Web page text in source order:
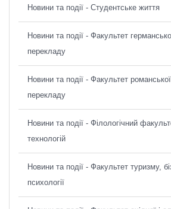
Новини та події - Студентське життя
Новини та події - Факультет
перекладу
Новини та події - Факультет романської
перекладу
Новини та події - Філологічний
технологій
Новини та події - Факультет туризму,
психології